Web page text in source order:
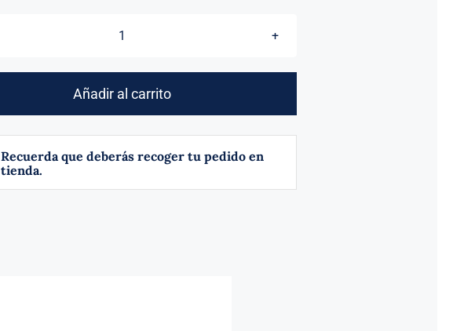
TRUENO
6
Añadir al carrito
Recuerda que deberás recoger tu pedido en
tienda.